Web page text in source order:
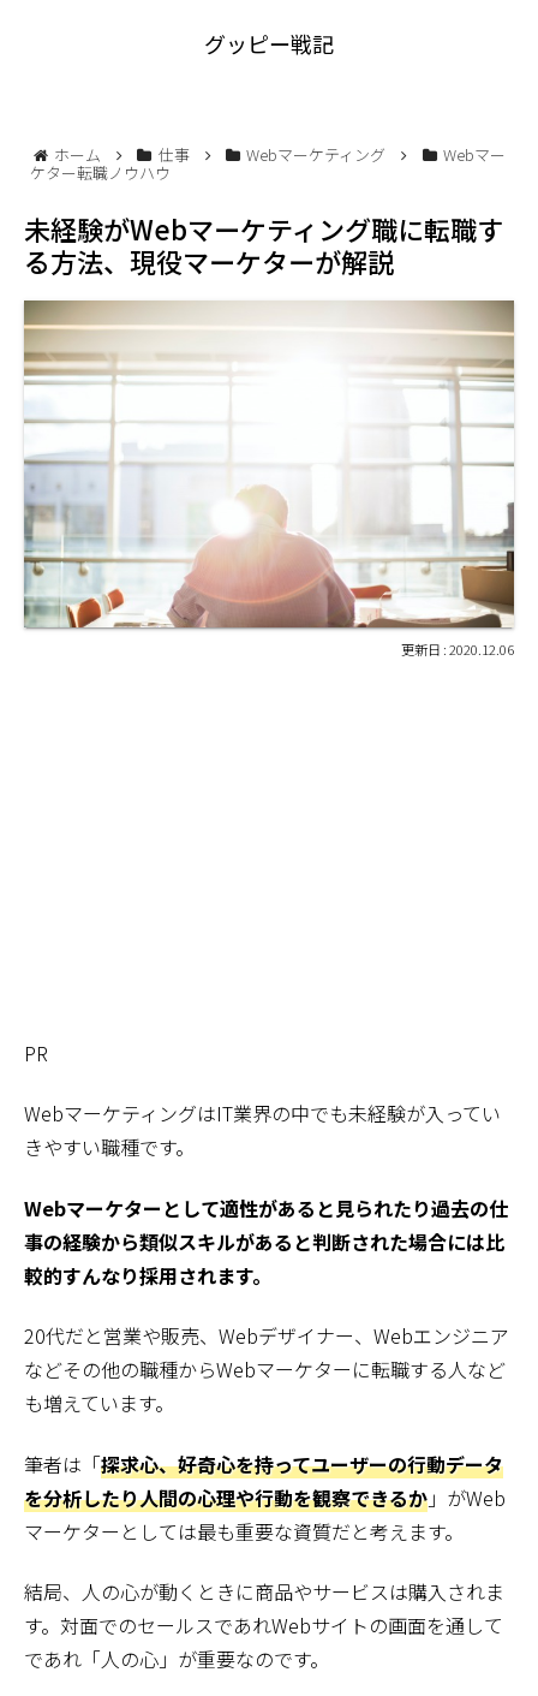
グッピー戦記
ホーム 仕事 Webマーケティング Webマー
ケター転職ノウハウ
未経験がWebマーケティング職に転職す
る方法、現役マーケターが解説
2020.12.06
PR
WebマーケティングはIT業界の中でも未経験が入ってい
きやすい職種です。
Webマーケターとして適性があると見られたり過去の仕
事の経験から類似スキルがあると判断された場合には比
較的すんなり採用されます。
20代だと営業や販売、Webデザイナー、Webエンジニア
などその他の職種からWebマーケターに転職する人など
も増えています。
筆者は「探求心、好奇心を持ってユーザーの行動データ
を分析したり人間の心理や行動を観察できるか 」がWeb
マーケターとしては最も重要な資質だと考えます。
結局、人の心が動くときに商品やサービスは購入されま
す。対面でのセールスであれWebサイトの画面を通して
であれ「人の心」が重要なのです。